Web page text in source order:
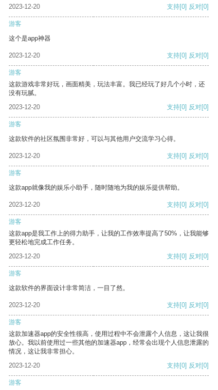
2023-12-20 支持[0] 反对[0]
游客
这个是app神器
2023-12-20 支持[0] 反对[0]
游客
这款游戏非常好玩，画面精美，玩法丰富。我已经玩了好几个小时，还
没有玩腻。
2023-12-20
支持[0] 反对[0]
游客
这款软件的社区氛围非常好，可以与其他用户交流学习心得。
2023-12-20 支持[0] 反对[0]
游客
这款app就像我的娱乐小助手，随时随地为我的娱乐提供帮助。
2023-12-20 支持[0] 反对[0]
游客
这款app是我工作上的得力助手，让我的工作效率提高了50%，让我能够
更轻松地完成工作任务。
2023-12-20
支持[0] 反对[0]
游客
这款软件的界面设计非常简洁，一目了然。
2023-12-20 支持[0] 反对[0]
游客
这款加速器app的安全性很高，使用过程中不会泄露个人信息，这让我很
放心。我以前使用过一些其他的加速器app，经常会出现个人信息泄露的
情况，这让我非常担心。
2023-12-20
支持[0] 反对[0]
游客